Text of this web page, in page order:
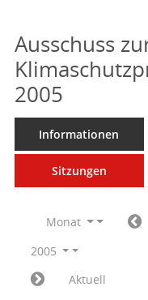
Ausschuss
2005
Informationen
Sitzungen
Monat
2005
Aktuell